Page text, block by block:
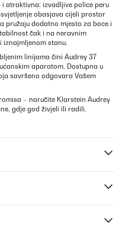
atraktivna: izvadljive police peru
obasjava cijeli prostor
pružaju dodatno mjesto za boce i
čak i na neravnim
iznajmljenom stanu.
linijama čini Audrey 37
aparatom. Dostupna u
savršeno odgovara Vašem
– naručite Klarstein Audrey
gdje god živjeli ili radili.